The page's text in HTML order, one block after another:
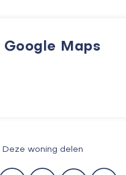
Google Maps
Deze woning delen